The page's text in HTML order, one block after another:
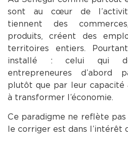
sont au cœur de
tiennent des
produits, créent des
territoires entiers.
installé : celui qui
entrepreneures d’abord
plutôt que par leur
à transformer l’économie.
Ce paradigme ne reflète
le corriger est dans l’intérêt